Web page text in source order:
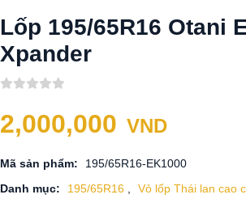
Lốp 195/65R16 Otani
Xpander
2,000,000 VND
Mã sản phẩm:
195/65R16-EK1000
Danh mục:
195/65R16
Vỏ lốp Thái lan cao